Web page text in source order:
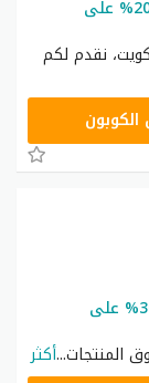
أقوى كود خصم اي هيرب الكويت 2026 توفير 20% على
نقدم لكم
كوبون خصم اي هيرب السعودية 2026 خصم 30% على
المنتجات...أكثر